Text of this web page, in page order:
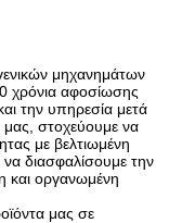
μηχανημάτων
χρόνια αφοσίωσης
την υπηρεσία μετά
μας, στοχεύουμε να
με βελτιωμένη
διασφαλίσουμε την
και οργανωμένη
μας σε